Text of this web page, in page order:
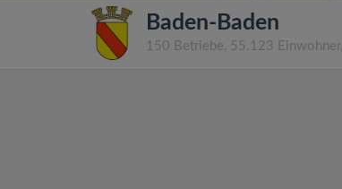
Baden-Baden
150 Betriebe, 55.123